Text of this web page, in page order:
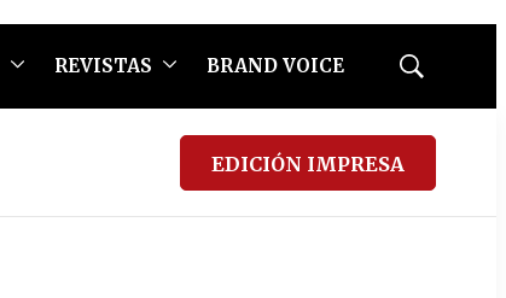
REVISTAS BRAND VOICE
Mostrar
EDICIÓN IMPRESA